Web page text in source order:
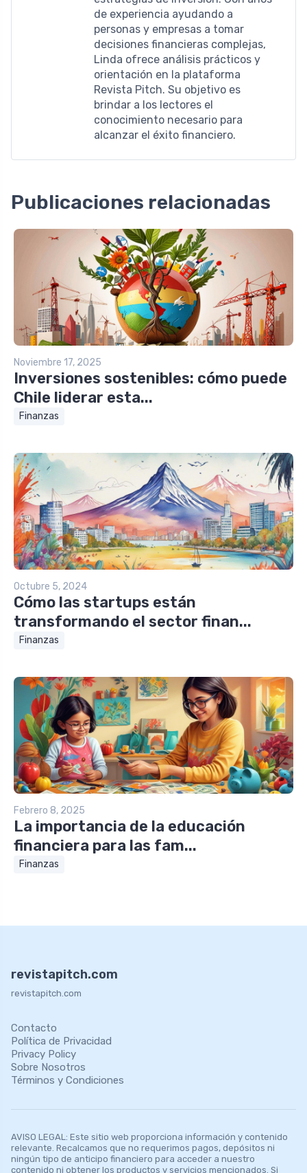
de experiencia ayudando a
personas y empresas a tomar
decisiones financieras complejas,
Linda ofrece análisis prácticos y
orientación en la plataforma
Revista Pitch. Su objetivo es
brindar a los lectores el
conocimiento necesario para
alcanzar el éxito financiero.
Publicaciones relacionadas
Noviembre 17, 2025
Inversiones sostenibles: cómo puede
Chile liderar esta...
Finanzas
Octubre 5, 2024
Cómo las startups están
transformando el sector finan...
Finanzas
Febrero 8, 2025
La importancia de la educación
financiera para las fam...
Finanzas
revistapitch.com
revistapitch.com
Contacto
Política de Privacidad
Privacy Policy
Sobre Nosotros
Términos y Condiciones
AVISO LEGAL: Este sitio web proporciona información y contenido
relevante. Recalcamos que no requerimos pagos, depósitos ni
ningún tipo de anticipo financiero para acceder a nuestro
contenido ni obtener los productos y servicios mencionados. Si